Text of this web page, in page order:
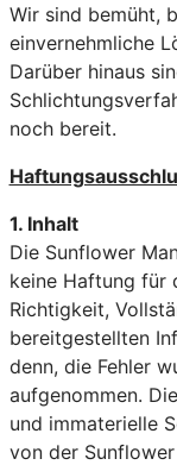
Wir sind bemüht,
einvernehmliche
Darüber hinaus
noch bereit.
1. Inhalt
Die Sunflower
keine Haftung für
Richtigkeit,
bereitgestellten
denn, die Fehler
aufgenommen.
und immaterielle
von der